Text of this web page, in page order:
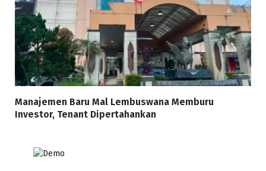
Manajemen Baru Mal Lembuswana Memburu
Investor, Tenant Dipertahankan